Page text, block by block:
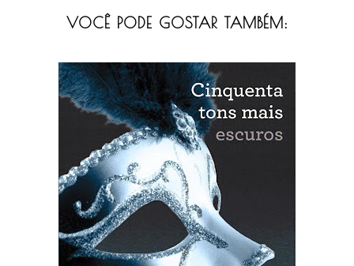
VOCÊ PODE GOSTAR TAMBÉM: